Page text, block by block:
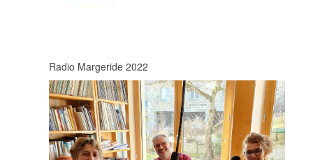
Radio Margeride 2022